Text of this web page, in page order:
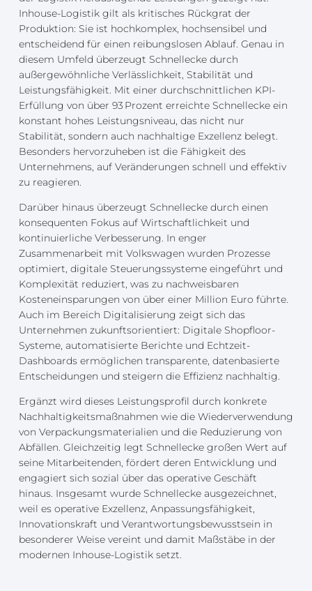
Inhouse-Logistik gilt als kritisches Rückgrat der
Produktion: Sie ist hochkomplex, hochsensibel und
entscheidend für einen reibungslosen Ablauf. Genau in
diesem Umfeld überzeugt Schnellecke durch
außergewöhnliche Verlässlichkeit, Stabilität und
Leistungsfähigkeit. Mit einer durchschnittlichen KPI-
Erfüllung von über 93 Prozent erreichte Schnellecke ein
konstant hohes Leistungsniveau, das nicht nur
Stabilität, sondern auch nachhaltige Exzellenz belegt.
Besonders hervorzuheben ist die Fähigkeit des
Unternehmens, auf Veränderungen schnell und effektiv
zu reagieren.
Darüber hinaus überzeugt Schnellecke durch einen
konsequenten Fokus auf Wirtschaftlichkeit und
kontinuierliche Verbesserung. In enger
Zusammenarbeit mit Volkswagen wurden Prozesse
optimiert, digitale Steuerungssysteme eingeführt und
Komplexität reduziert, was zu nachweisbaren
Kosteneinsparungen von über einer Million Euro führte.
Auch im Bereich Digitalisierung zeigt sich das
Unternehmen zukunftsorientiert: Digitale Shopfloor-
Systeme, automatisierte Berichte und Echtzeit-
Dashboards ermöglichen transparente, datenbasierte
Entscheidungen und steigern die Effizienz nachhaltig.
Ergänzt wird dieses Leistungsprofil durch konkrete
Nachhaltigkeitsmaßnahmen wie die Wiederverwendung
von Verpackungsmaterialien und die Reduzierung von
Abfällen. Gleichzeitig legt Schnellecke großen Wert auf
seine Mitarbeitenden, fördert deren Entwicklung und
engagiert sich sozial über das operative Geschäft
hinaus. Insgesamt wurde Schnellecke ausgezeichnet,
weil es operative Exzellenz, Anpassungsfähigkeit,
Innovationskraft und Verantwortungsbewusstsein in
besonderer Weise vereint und damit Maßstäbe in der
modernen Inhouse-Logistik setzt.